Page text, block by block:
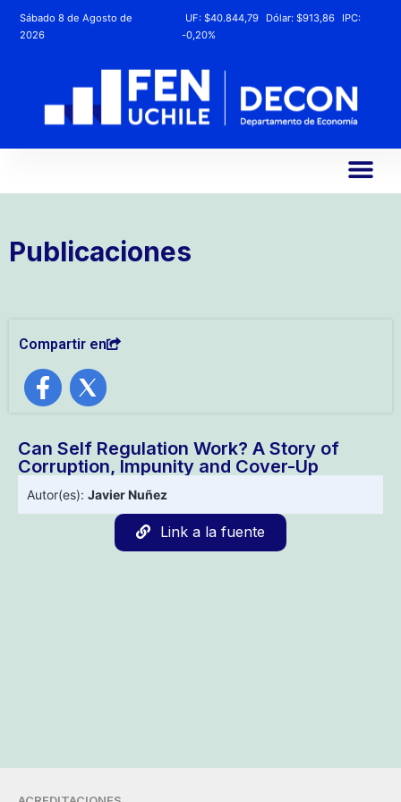
Sábado 8 de Agosto de
2026
UF:$40.844,79 Dólar:$913,86
IPC:
-0,20%
Publicaciones
Compartir en
Can Self Regulation Work? A Story of
Corruption, Impunity and Cover-Up
Autor(es): Javier Nuñez
Link a la fuente